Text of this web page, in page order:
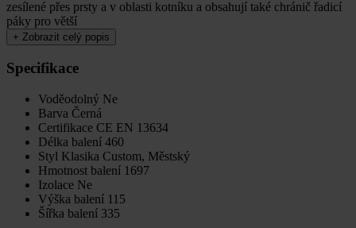
zesílené přes prsty a v oblasti kotníku a obsahují také chránič řadicí
páky pro větší
+ Zobrazit celý popis
Specifikace
Voděodolný Ne
Barva Černá
Certifikace CE EN 13634
Délka balení 460
Styl Klasika Custom, Městský
Hmotnost balení 1697
Izolace Ne
Výška balení 115
Šířka balení 335